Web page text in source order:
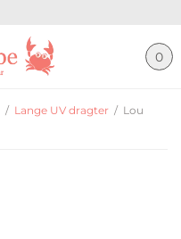
0
/ Lange UV dragter / Lou